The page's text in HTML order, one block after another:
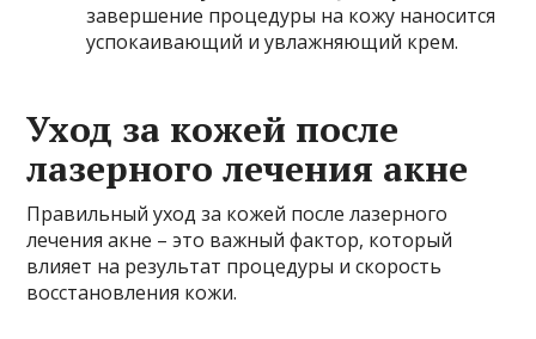
завершение процедуры на кожу наносится
успокаивающий и увлажняющий крем.
Уход за кожей после
лазерного лечения акне
Правильный уход за кожей после лазерного
лечения акне – это важный фактор, который
влияет на результат процедуры и скорость
восстановления кожи.